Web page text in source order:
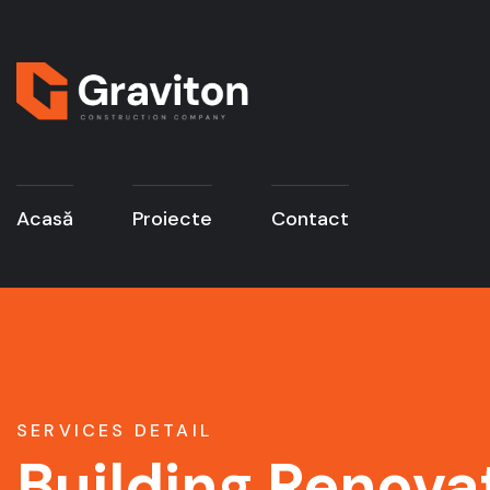
Acasă Proiecte Contact
SERVICES DETAIL